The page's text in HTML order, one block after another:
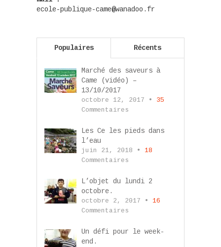
ecole-publique-came@wanadoo.fr
Populaires Récents
Marché des saveurs à
Came (vidéo) –
13/10/2017
octobre 12, 2017 • 35
Commentaires
Les Ce les pieds dans
l’eau
juin 21, 2018 • 18
Commentaires
L’objet du lundi 2
octobre.
octobre 2, 2017 • 16
Commentaires
Un défi pour le week-
end.